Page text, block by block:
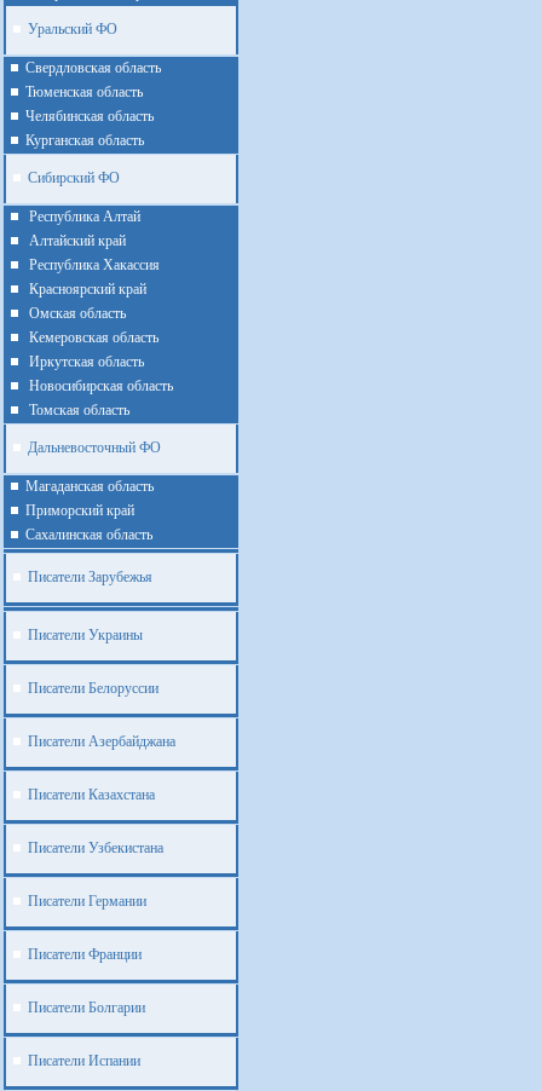
Уральский ФО
Cвердловская область
Тюменская область
Челябинская область
Курганская область
Сибирский ФО
Республика Алтай
Алтайcкий край
Республика Хакассия
Красноярский край
Омская область
Кемеровская область
Иркутская область
Новосибирская область
Томская область
Дальневосточный ФО
Магаданская область
Приморский край
Cахалинская область
Писатели Зарубежья
Писатели Украины
Писатели Белоруссии
Писатели Азербайджана
Писатели Казахстана
Писатели Узбекистана
Писатели Германии
Писатели Франции
Писатели Болгарии
Писатели Испании